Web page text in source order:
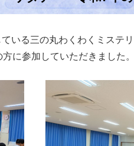
いる三の丸わくわくミステ
に参加していただきました。